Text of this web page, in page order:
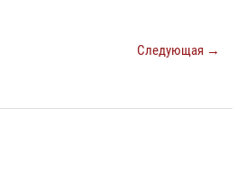
Следующая →